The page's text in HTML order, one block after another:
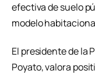
efectiva de suelo
modelo
El presidente de la
Poyato, valora